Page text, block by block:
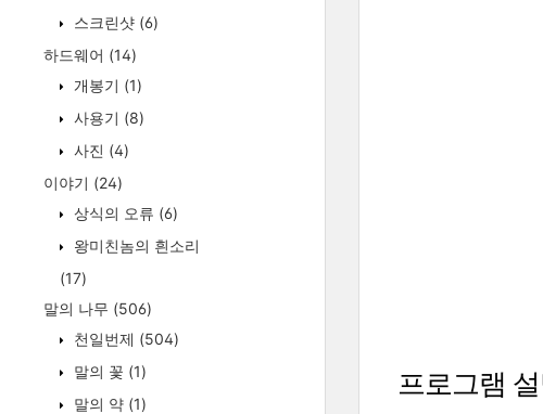
스크린샷 (6)
하드웨어 (14)
개봉기 (1)
사용기 (8)
사진 (4)
이야기 (24)
상식의 오류 (6)
왕미친놈의 흰소리
(17)
말의 나무 (506)
천일번제 (504)
말의 꽃 (1)
말의 약 (1)
프로그램